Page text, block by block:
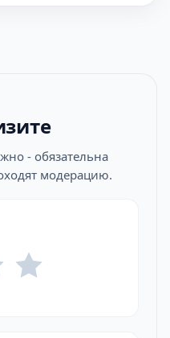
- обязательна
модерацию.